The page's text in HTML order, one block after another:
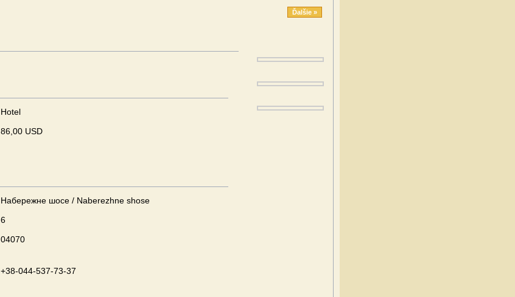
Ďalšie »
Hotel
86,00 USD
Набережне шосе / Naberezhne shose
6
04070
+38-044-537-73-37